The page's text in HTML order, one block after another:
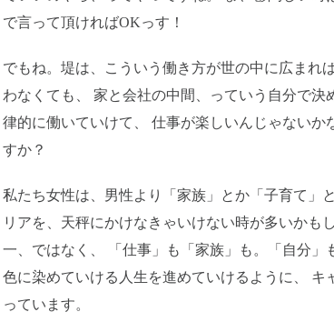
で言って頂ければOKっす！
でもね。堤は、こういう働き方が世の中に広まれ
わなくても、 家と会社の中間、っていう自分で
律的に働いていけて、 仕事が楽しいんじゃない
すか？
私たち女性は、男性より「家族」とか「子育て」
リアを、天秤にかけなきゃいけない時が多いかも
一、ではなく、 「仕事」も「家族」も。「自分
色に染めていける人生を進めていけるように、
っています。